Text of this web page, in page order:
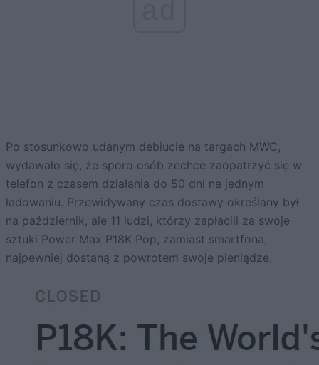
Po stosunkowo udanym debiucie na targach MWC,
wydawało się, że sporo osób zechce zaopatrzyć się w
telefon z czasem działania do 50 dni na jednym
ładowaniu. Przewidywany czas dostawy określany był
na październik, ale 11 ludzi, którzy zapłacili za swoje
sztuki Power Max P18K Pop, zamiast smartfona,
najpewniej dostaną z powrotem swoje pieniądze.